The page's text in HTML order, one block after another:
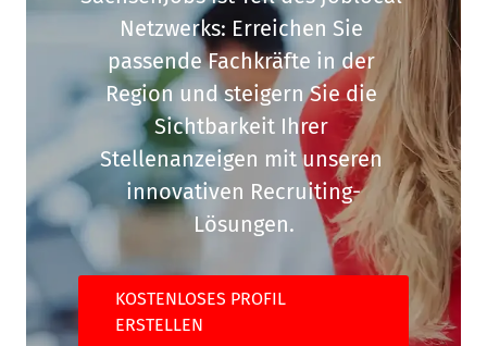
Netzwerks: Erreichen Sie
passende Fachkräfte in der
Region und steigern Sie die
Sichtbarkeit Ihrer
Stellenanzeigen mit unseren
innovativen Recruiting-
Lösungen.
KOSTENLOSES PROFIL
ERSTELLEN